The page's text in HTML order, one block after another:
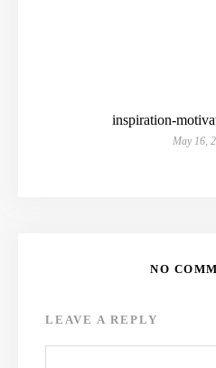
inspiration-
May 16,
NO
LEAVE A REPLY